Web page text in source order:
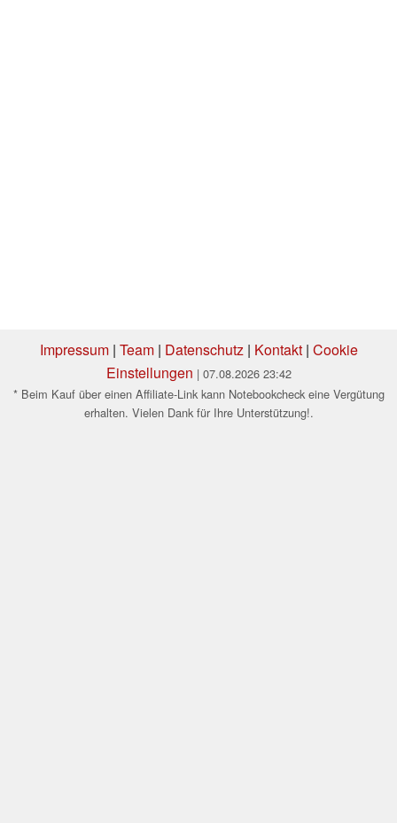
Impressum| Team| Datenschutz| Kontakt| Cookie
Einstellungen | 07.08.2026 23:42
* Beim Kauf über einen Affiliate-Link kann Notebookcheck eine Vergütung
erhalten. Vielen Dank für Ihre Unterstützung!.